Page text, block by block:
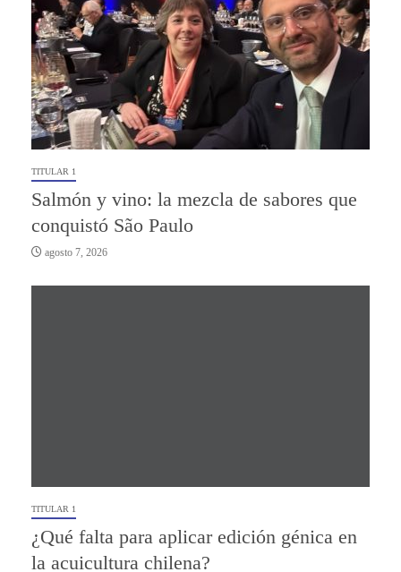
TITULAR 1
Salmón y vino: la mezcla de sabores que
conquistó São Paulo
agosto 7, 2026
TITULAR 1
¿Qué falta para aplicar edición génica en
la acuicultura chilena?